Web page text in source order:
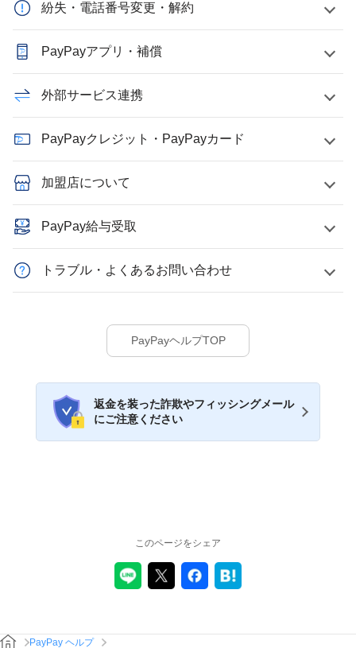
紛失・電話番号変更・解約
PayPayアプリ・補償
外部サービス連携
PayPayクレジット・PayPayカード
加盟店について
PayPay給与受取
トラブル・よくあるお問い合わせ
PayPayヘルプTOP
返金を装った詐欺やフィッシングメール
にご注意ください
このページをシェア
PayPay ヘルプ